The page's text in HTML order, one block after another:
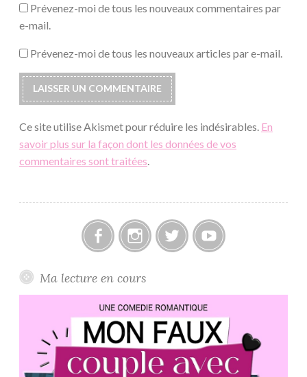
Prévenez-moi de tous les nouveaux commentaires par
e-mail.
Prévenez-moi de tous les nouveaux articles par e-mail.
Ce site utilise Akismet pour réduire les indésirables. En
savoir plus sur la façon dont les données de vos
commentaires sont traitées.
Ma lecture en cours